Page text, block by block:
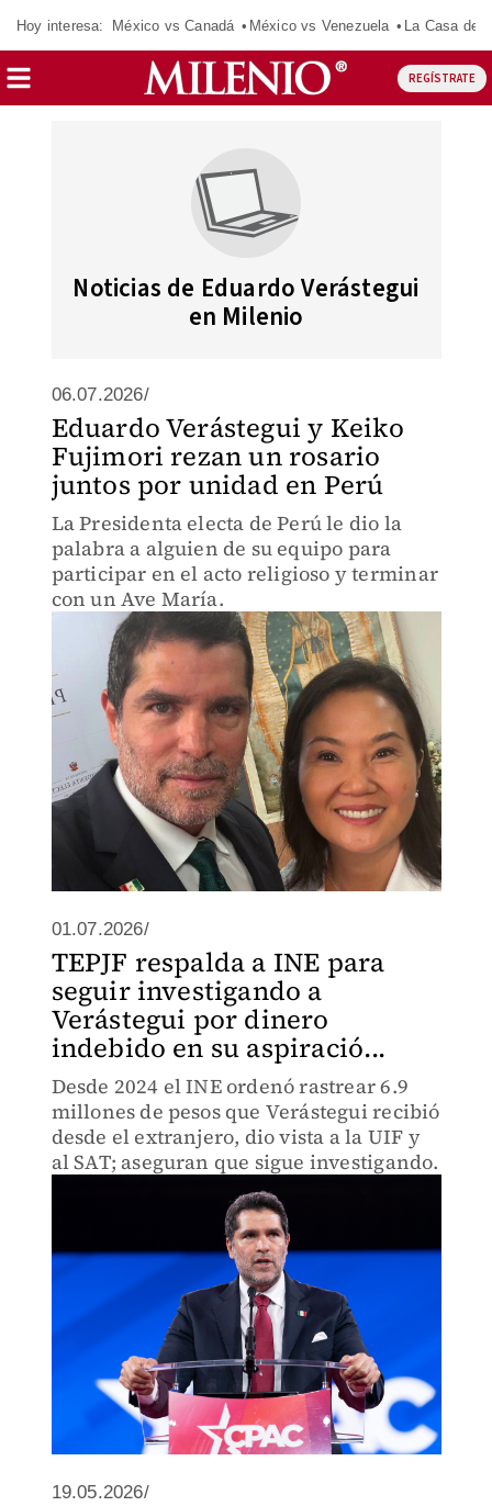
Hoy interesa: México vs Canadá México vs Venezuela La Casa de
REGÍSTRATE
Noticias de Eduardo Verástegui
en Milenio
06.07.2026/
Eduardo Verástegui y Keiko
Fujimori rezan un rosario
juntos por unidad en Perú
La Presidenta electa de Perú le dio la
palabra a alguien de su equipo para
participar en el acto religioso y terminar
con un Ave María.
01.07.2026/
TEPJF respalda a INE para
seguir investigando a
Verástegui por dinero
indebido en su aspiració...
Desde 2024 el INE ordenó rastrear 6.9
millones de pesos que Verástegui recibió
desde el extranjero, dio vista a la UIF y
al SAT; aseguran que sigue investigando.
19.05.2026/